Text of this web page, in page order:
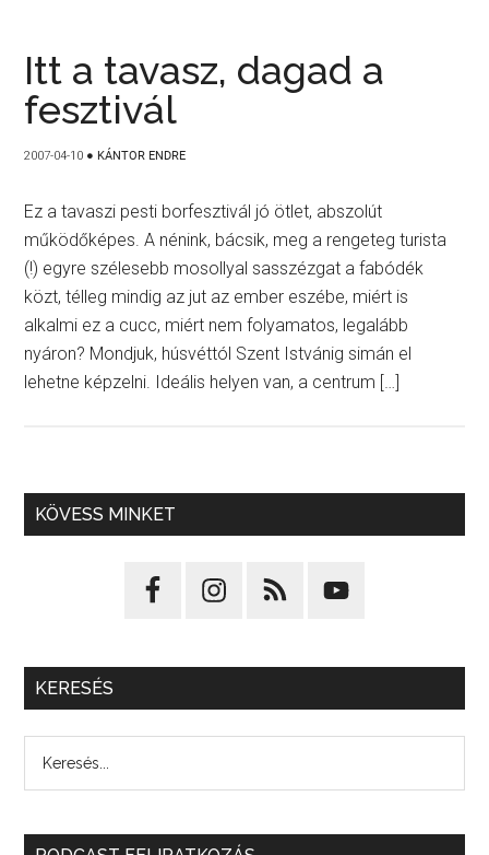
Itt a tavasz, dagad a
fesztivál
2007-04-10 ● KÁNTOR ENDRE
Ez a tavaszi pesti borfesztivál jó ötlet, abszolút
működőképes. A nénink, bácsik, meg a rengeteg turista
(!) egyre szélesebb mosollyal sasszézgat a fabódék
közt, télleg mindig az jut az ember eszébe, miért is
alkalmi ez a cucc, miért nem folyamatos, legalább
nyáron? Mondjuk, húsvéttól Szent Istvánig simán el
lehetne képzelni. Ideális helyen van, a centrum […]
KÖVESS MINKET
KERESÉS